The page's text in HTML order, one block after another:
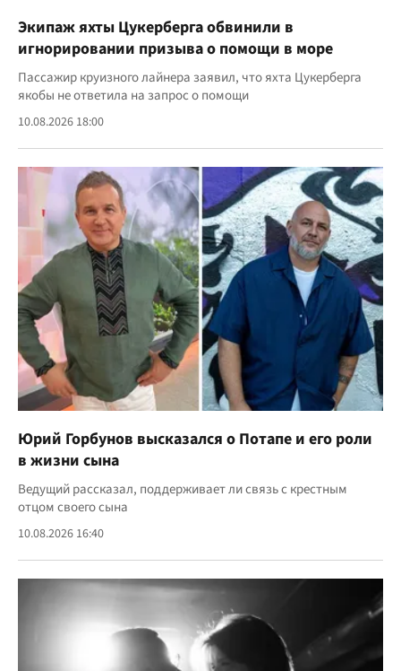
Экипаж яхты Цукерберга обвинили в
игнорировании призыва о помощи в море
Пассажир круизного лайнера заявил, что яхта Цукерберга
якобы не ответила на запрос о помощи
10.08.2026 18:00
Юрий Горбунов высказался о Потапе и его роли
в жизни сына
Ведущий рассказал, поддерживает ли связь с крестным
отцом своего сына
10.08.2026 16:40